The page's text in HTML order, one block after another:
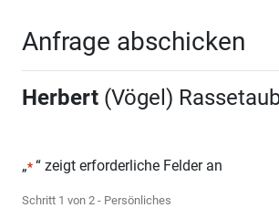
Anfrage abschicken
Herbert (Vögel)
„* “ zeigt erforderliche Felder an
Schritt 1 von 2 - Persönliches